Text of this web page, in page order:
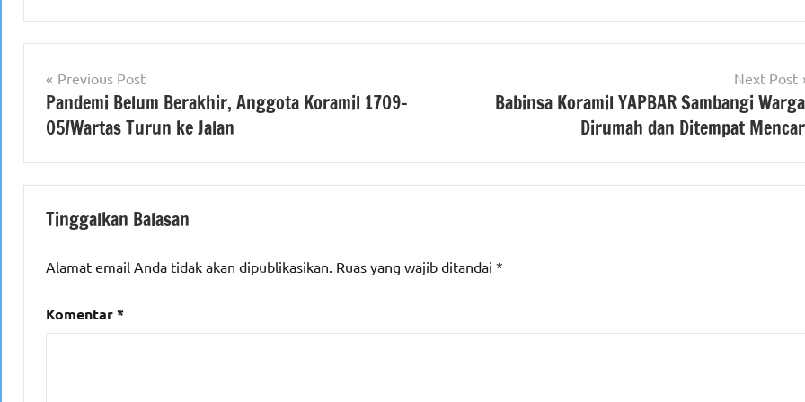
Navigasi
pos
Previous Post
Pandemi Belum Berakhir, Anggota Koramil 1709-
05/Wartas Turun ke Jalan
Next Post
Babinsa Koramil YAPBAR Sambangi
Dirumah dan Ditempat
Tinggalkan Balasan
Alamat email Anda tidak akan dipublikasikan. Ruas yang wajib ditandai *
Komentar*